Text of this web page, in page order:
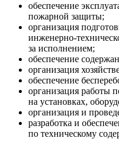
обеспечение
пожарной защиты;
организация
инженерно-
за исполнением;
обеспечение
организация
обеспечение
организация работы
на установках,
организация и
разработка и
по техническому